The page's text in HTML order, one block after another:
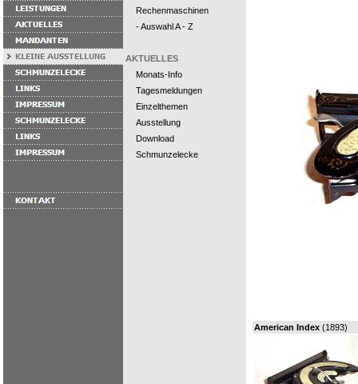
Rechenmaschinen
- Auswahl A - Z
AKTUELLES
Monats-Info
Tagesmeldungen
Einzelthemen
Ausstellung
Download
Schmunzelecke
American Index (1893)